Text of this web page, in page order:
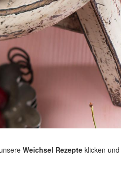
Weichsel Rezepte klicken und